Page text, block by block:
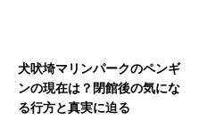
犬吠埼マリンパークのペンギ
ンの現在は？閉館後の気にな
る行方と真実に迫る